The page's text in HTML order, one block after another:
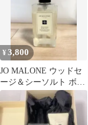
¥3,800
JO MALONE ウッドセ
ージ＆シーソルト ボデ
ィソープ ジョーマロー
ン250